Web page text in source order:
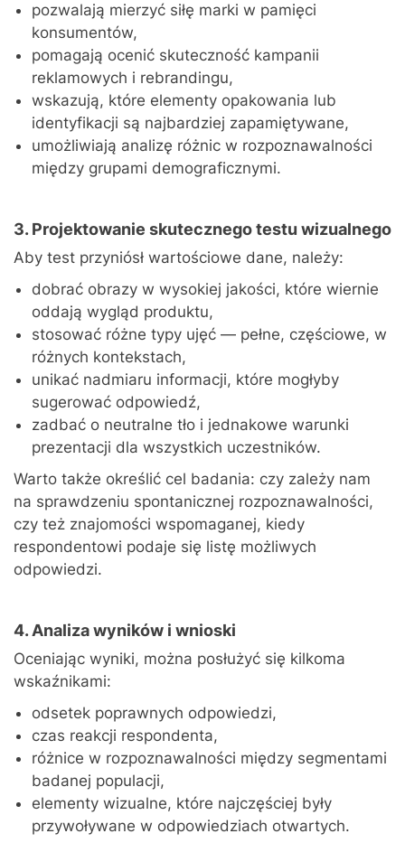
pozwalają mierzyć siłę marki w pamięci
konsumentów,
pomagają ocenić skuteczność kampanii
reklamowych i rebrandingu,
wskazują, które elementy opakowania lub
identyfikacji są najbardziej zapamiętywane,
umożliwiają analizę różnic w rozpoznawalności
między grupami demograficznymi.
3. Projektowanie skutecznego testu wizualnego
Aby test przyniósł wartościowe dane, należy:
dobrać obrazy w wysokiej jakości, które wiernie
oddają wygląd produktu,
stosować różne typy ujęć — pełne, częściowe, w
różnych kontekstach,
unikać nadmiaru informacji, które mogłyby
sugerować odpowiedź,
zadbać o neutralne tło i jednakowe warunki
prezentacji dla wszystkich uczestników.
Warto także określić cel badania: czy zależy nam
na sprawdzeniu spontanicznej rozpoznawalności,
czy też znajomości wspomaganej, kiedy
respondentowi podaje się listę możliwych
odpowiedzi.
4. Analiza wyników i wnioski
Oceniając wyniki, można posłużyć się kilkoma
wskaźnikami:
odsetek poprawnych odpowiedzi,
czas reakcji respondenta,
różnice w rozpoznawalności między segmentami
badanej populacji,
elementy wizualne, które najczęściej były
przywoływane w odpowiedziach otwartych.